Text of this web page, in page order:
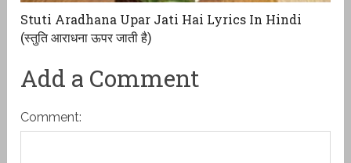
Stuti Aradhana Upar Jati Hai Lyrics In Hindi
(स्तुति आराधना ऊपर जाती है)
Add a Comment
Comment: